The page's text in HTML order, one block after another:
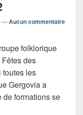
—Aucun commentaire
folklorique
des
toutes les
Gergovia a
de formations se
2022